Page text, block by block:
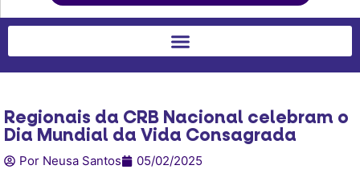
Regionais da CRB Nacional celebram o
Dia Mundial da Vida Consagrada
Por Neusa Santos 05/02/2025